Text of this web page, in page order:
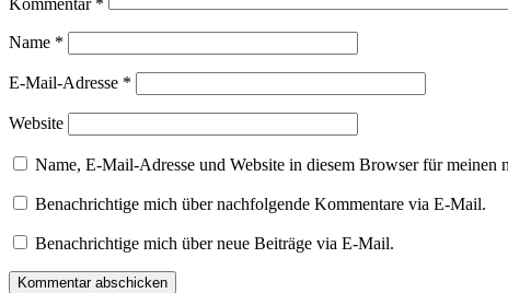
Kommentar *
Name *
E-Mail-Adresse *
Website
Name, E-Mail-Adresse und Website in diesem Browser für meinen
Benachrichtige mich über nachfolgende Kommentare via E-Mail.
Benachrichtige mich über neue Beiträge via E-Mail.
Kommentar abschicken